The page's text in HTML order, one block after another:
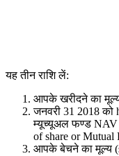
यह तीन राशि लें:
आपके खरीदने का
जनवरी 31 2018 को
म्यूच्यूअल फण्ड NAV
of share or
आपके बेचने का मूल्य